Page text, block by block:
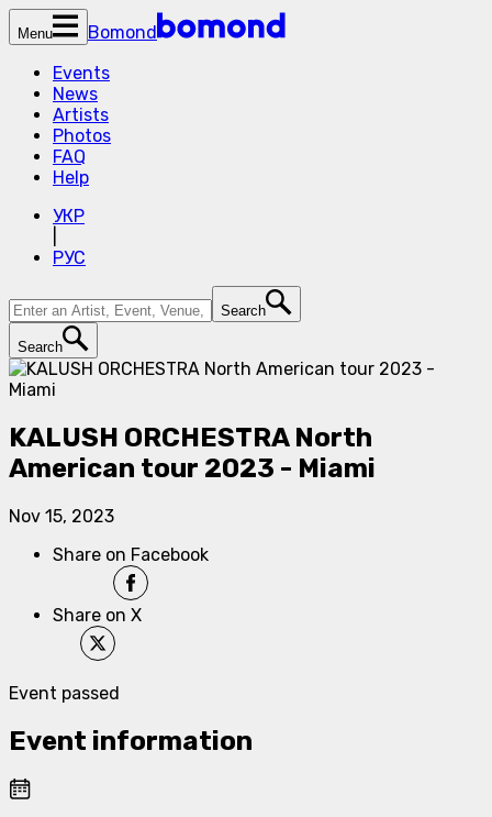
Menu
Bomond
Events
News
Artists
Photos
FAQ
Help
УКР
РУС
Search
Search
KALUSH ORCHESTRA North
American tour 2023 - Miami
Nov 15, 2023
Share on Facebook
Share on X
Event passed
Event information